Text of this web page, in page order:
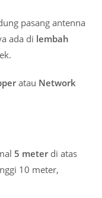
pasang antenna
ada di lembah
atau Network
5 meterdi atas
10 meter,